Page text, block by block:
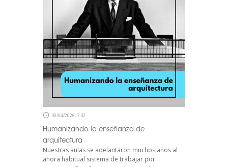
30/04/2026, 7:32
Humanizando la enseñanza de
arquitectura
Nuestras aulas se adelantaron muchos años al
ahora habitual sistema de trabajar por